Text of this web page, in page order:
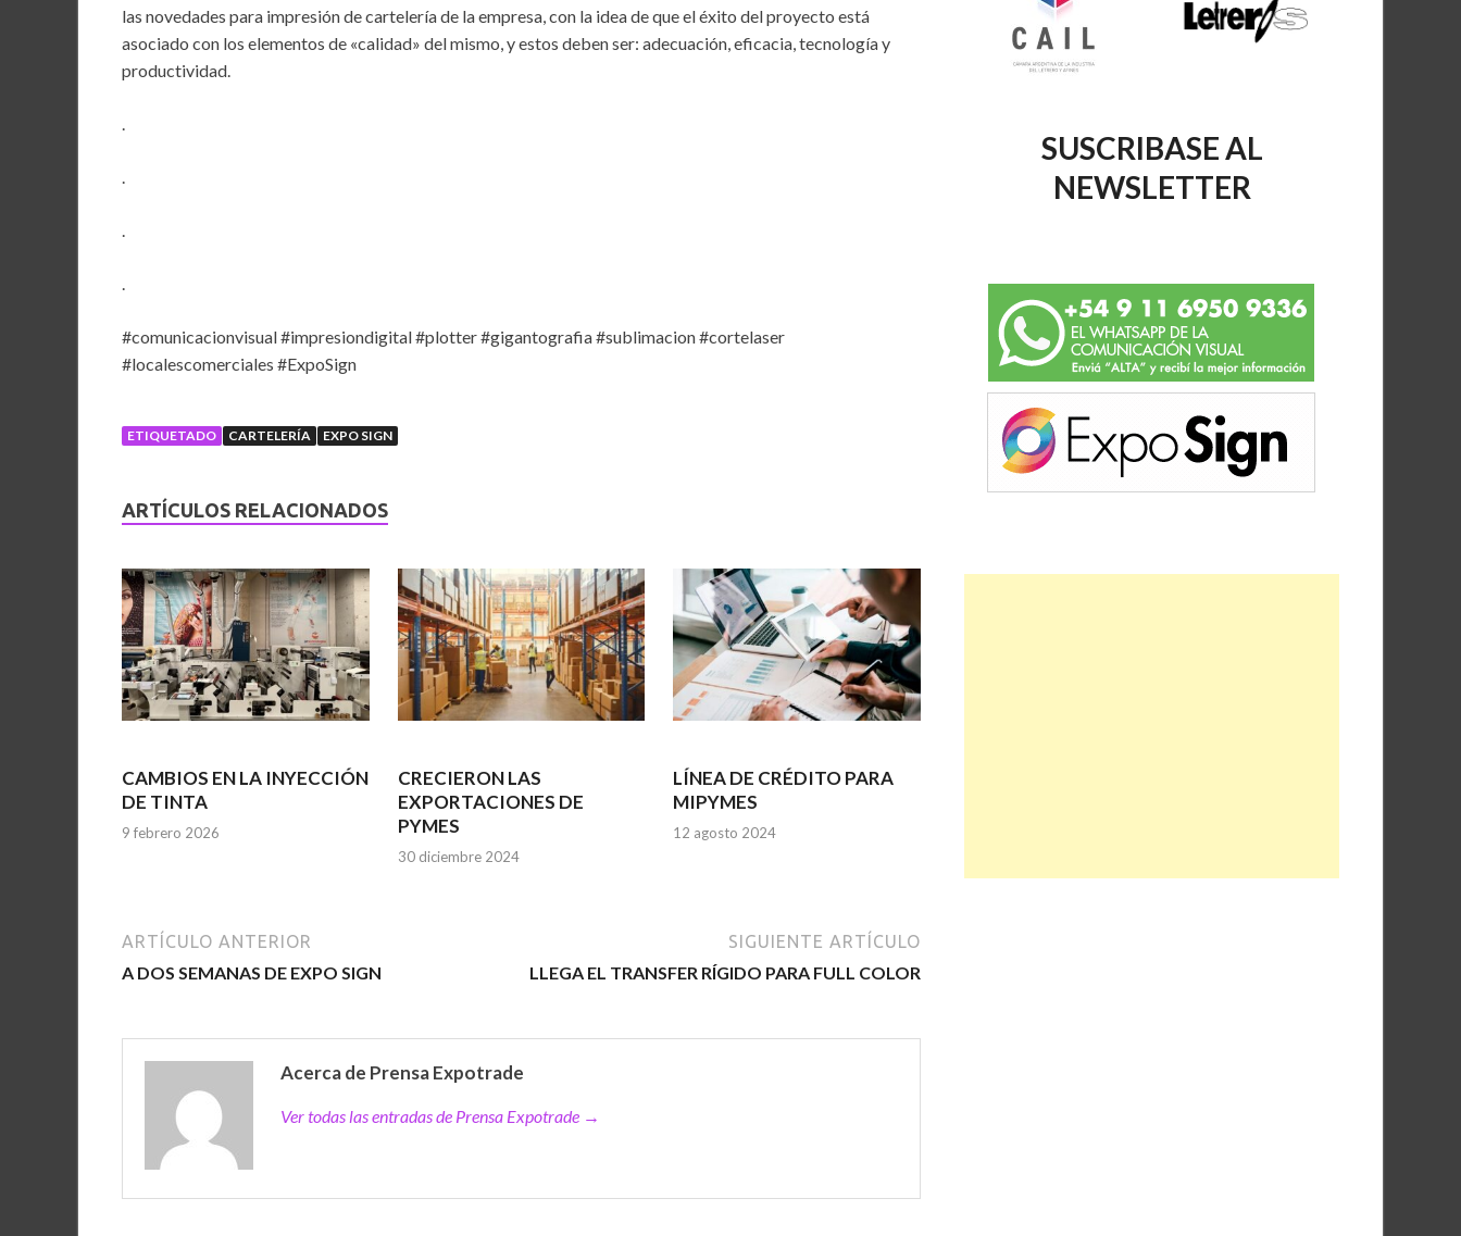
las novedades para impresión de cartelería de la empresa, con la idea de que el éxito del proyecto está
asociado con los elementos de «calidad» del mismo, y estos deben ser: adecuación, eficacia, tecnología y
productividad.
#comunicacionvisual #impresiondigital #plotter #gigantografia #sublimacion #cortelaser
#localescomerciales #ExpoSign
ETIQUETADO CARTELERÍA EXPO SIGN
ARTÍCULOS RELACIONADOS
CAMBIOS EN LA INYECCIÓN
DE TINTA
9 febrero 2026
CRECIERON LAS
EXPORTACIONES DE
PYMES
30 diciembre 2024
LÍNEA DE CRÉDITO PARA
MIPYMES
12 agosto 2024
ARTÍCULO ANTERIOR
A DOS SEMANAS DE EXPO SIGN
SIGUIENTE ARTÍCULO
LLEGA EL TRANSFER RÍGIDO PARA FULL COLOR
Acerca de Prensa Expotrade
Ver todas las entradas de Prensa Expotrade →
SUSCRIBASE AL
NEWSLETTER